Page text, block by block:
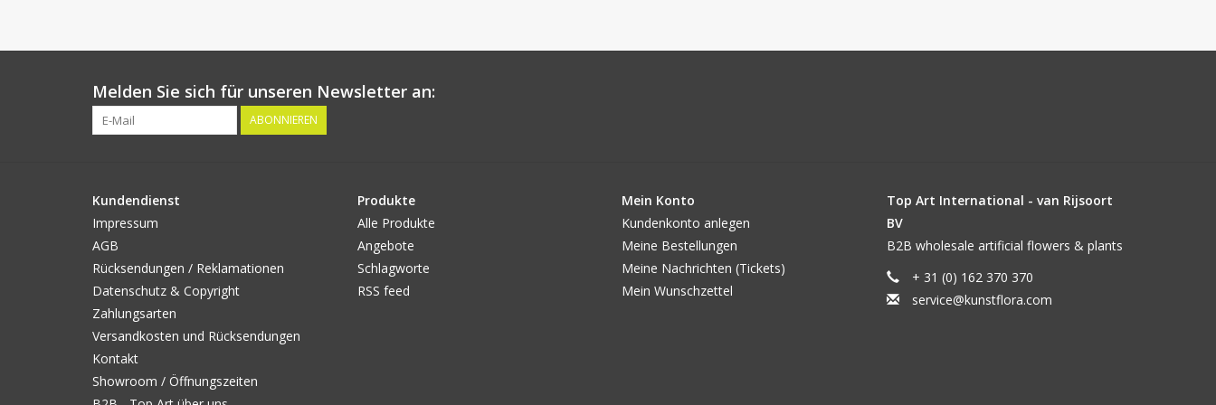
Melden Sie sich für unseren Newsletter an:
ABONNIEREN
Kundendienst
Impressum
AGB
Rücksendungen / Reklamationen
Datenschutz & Copyright
Zahlungsarten
Versandkosten und Rücksendungen
Kontakt
Showroom / Öffnungszeiten
Produkte
Alle Produkte
Angebote
Schlagworte
RSS feed
Mein Konto
Kundenkonto anlegen
Meine Bestellungen
Meine Nachrichten (Tickets)
Mein Wunschzettel
Top Art International - van Rijsoort
BV
B2B wholesale artificial flowers & plants
+ 31 (0) 162 370 370
service@kunstflora.com